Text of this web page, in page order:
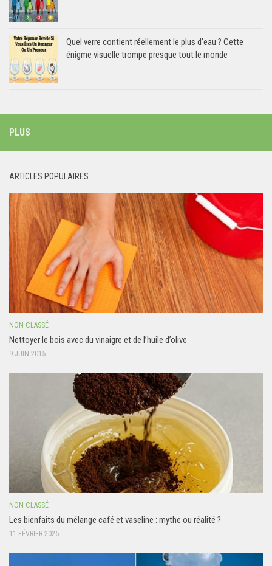
Quel verre contient réellement le plus d’eau ? Cette
énigme visuelle trompe presque tout le monde
PLUS
ARTICLES POPULAIRES
NON CLASSÉ
Nettoyer le bois avec du vinaigre et de l’huile d’olive
9 JUIN 2015
NON CLASSÉ
Les bienfaits du mélange café et vaseline : mythe ou réalité ?
11 FÉVRIER 2025